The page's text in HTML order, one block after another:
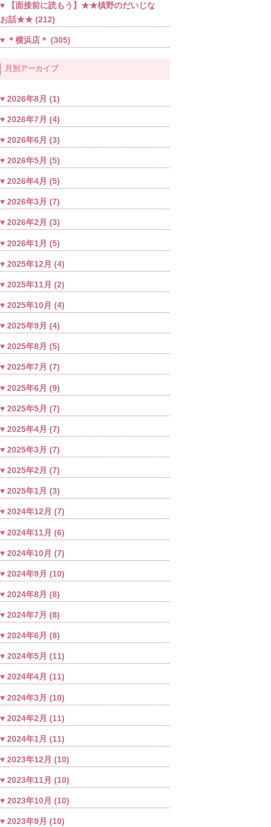
【面接前に読もう】★★槙野のだいじな
お話★★ (212)
＊横浜店＊ (305)
月別アーカイブ
2026年8月 (1)
2026年7月 (4)
2026年6月 (3)
2026年5月 (5)
2026年4月 (5)
2026年3月 (7)
2026年2月 (3)
2026年1月 (5)
2025年12月 (4)
2025年11月 (2)
2025年10月 (4)
2025年9月 (4)
2025年8月 (5)
2025年7月 (7)
2025年6月 (9)
2025年5月 (7)
2025年4月 (7)
2025年3月 (7)
2025年2月 (7)
2025年1月 (3)
2024年12月 (7)
2024年11月 (6)
2024年10月 (7)
2024年9月 (10)
2024年8月 (8)
2024年7月 (8)
2024年6月 (8)
2024年5月 (11)
2024年4月 (11)
2024年3月 (10)
2024年2月 (11)
2024年1月 (11)
2023年12月 (10)
2023年11月 (10)
2023年10月 (10)
2023年9月 (10)